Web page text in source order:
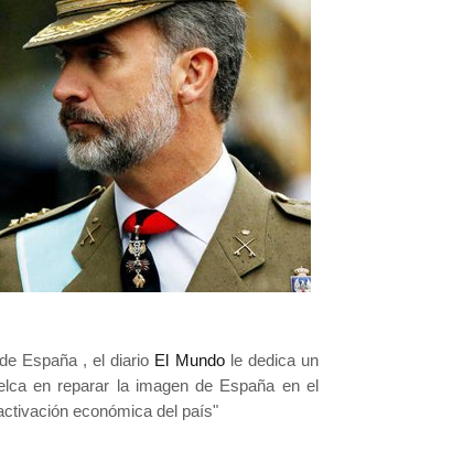
España , el diario El Mundole dedica un
en reparar la imagen de España en el
económica del país"